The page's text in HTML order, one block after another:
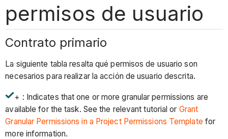
permisos de usuario
Contrato primario
La siguiente tabla resalta qué permisos de usuario son
necesarios para realizar la acción de usuario descrita.
+ : Indicates that one or more granular permissions are
available for the task. See the relevant tutorial or Grant
Granular Permissions in a Project Permissions Template for
more information.